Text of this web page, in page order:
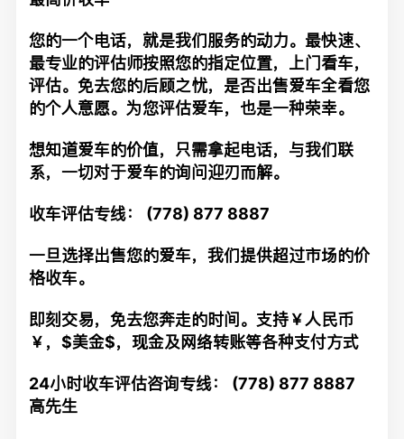
您的一个电话，就是我们服务的动力。最快速、
最专业的评估师按照您的指定位置，上门看车，
评估。免去您的后顾之忧，是否出售爱车全看您
的个人意愿。为您评估爱车，也是一种荣幸。
想知道爱车的价值，只需拿起电话，与我们联
系，一切对于爱车的询问迎刃而解。
收车评估专线： (778) 877 8887
一旦选择出售您的爱车，我们提供超过市场的价
格收车。
即刻交易，免去您奔走的时间。支持￥人民币
￥，$美金$，现金及网络转账等各种支付方式
24小时收车评估咨询专线： (778) 877 8887
高先生